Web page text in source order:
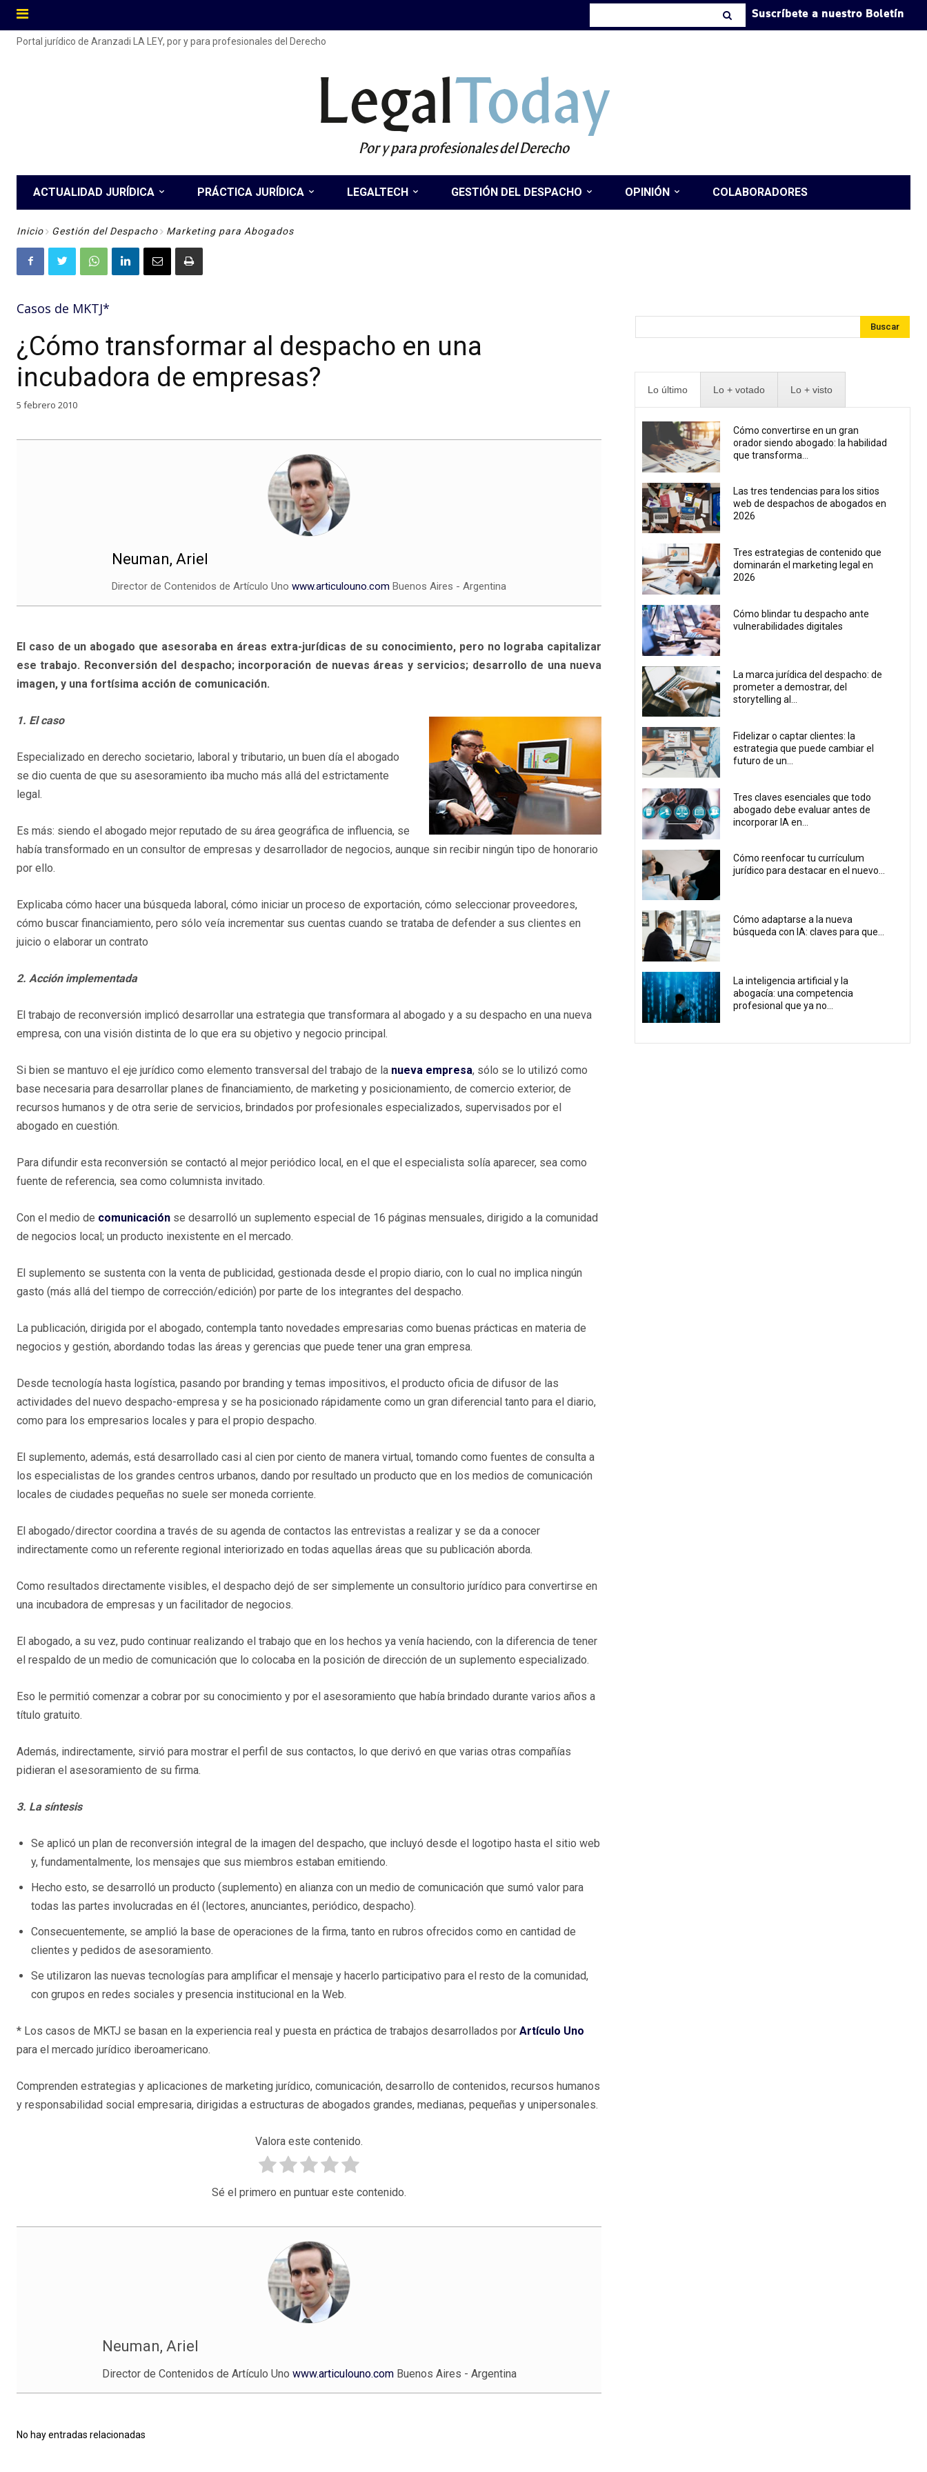
Suscríbete a nuestro Boletín
Portal jurídico de Aranzadi LA LEY, por y para profesionales del Derecho
LegalToday
Por y para profesionales del Derecho
ACTUALIDAD JURÍDICA PRÁCTICA JURÍDICA LEGALTECH GESTIÓN DEL DESPACHO OPINIÓN COLABORADORES
Inicio Gestión del Despacho Marketing para Abogados
Casos de MKTJ*
¿Cómo transformar al despacho en una
incubadora de empresas?
5 febrero 2010
Neuman, Ariel
Director de Contenidos de Artículo Uno www.articulouno.com Buenos Aires - Argentina
El caso de un abogado que asesoraba en áreas extra-jurídicas de su conocimiento, pero no lograba capitalizar
ese trabajo. Reconversión del despacho; incorporación de nuevas áreas y servicios; desarrollo de una nueva
imagen, y una fortísima acción de comunicación.
1. El caso
Especializado en derecho societario, laboral y tributario, un buen día el abogado
se dio cuenta de que su asesoramiento iba mucho más allá del estrictamente
legal.
Es más: siendo el abogado mejor reputado de su área geográfica de influencia, se
había transformado en un consultor de empresas y desarrollador de negocios, aunque sin recibir ningún tipo de honorario
por ello.
Explicaba cómo hacer una búsqueda laboral, cómo iniciar un proceso de exportación, cómo seleccionar proveedores,
cómo buscar financiamiento, pero sólo veía incrementar sus cuentas cuando se trataba de defender a sus clientes en
juicio o elaborar un contrato
2. Acción implementada
El trabajo de reconversión implicó desarrollar una estrategia que transformara al abogado y a su despacho en una nueva
empresa, con una visión distinta de lo que era su objetivo y negocio principal.
Si bien se mantuvo el eje jurídico como elemento transversal del trabajo de la nueva empresa, sólo se lo utilizó como
base necesaria para desarrollar planes de financiamiento, de marketing y posicionamiento, de comercio exterior, de
recursos humanos y de otra serie de servicios, brindados por profesionales especializados, supervisados por el
abogado en cuestión.
Para difundir esta reconversión se contactó al mejor periódico local, en el que el especialista solía aparecer, sea como
fuente de referencia, sea como columnista invitado.
Con el medio de comunicación se desarrolló un suplemento especial de 16 páginas mensuales, dirigido a la comunidad
de negocios local; un producto inexistente en el mercado.
El suplemento se sustenta con la venta de publicidad, gestionada desde el propio diario, con lo cual no implica ningún
gasto (más allá del tiempo de corrección/edición) por parte de los integrantes del despacho.
La publicación, dirigida por el abogado, contempla tanto novedades empresarias como buenas prácticas en materia de
negocios y gestión, abordando todas las áreas y gerencias que puede tener una gran empresa.
Desde tecnología hasta logística, pasando por branding y temas impositivos, el producto oficia de difusor de las
actividades del nuevo despacho-empresa y se ha posicionado rápidamente como un gran diferencial tanto para el diario,
como para los empresarios locales y para el propio despacho.
El suplemento, además, está desarrollado casi al cien por ciento de manera virtual, tomando como fuentes de consulta a
los especialistas de los grandes centros urbanos, dando por resultado un producto que en los medios de comunicación
locales de ciudades pequeñas no suele ser moneda corriente.
El abogado/director coordina a través de su agenda de contactos las entrevistas a realizar y se da a conocer
indirectamente como un referente regional interiorizado en todas aquellas áreas que su publicación aborda.
Como resultados directamente visibles, el despacho dejó de ser simplemente un consultorio jurídico para convertirse en
una incubadora de empresas y un facilitador de negocios.
El abogado, a su vez, pudo continuar realizando el trabajo que en los hechos ya venía haciendo, con la diferencia de tener
el respaldo de un medio de comunicación que lo colocaba en la posición de dirección de un suplemento especializado.
Eso le permitió comenzar a cobrar por su conocimiento y por el asesoramiento que había brindado durante varios años a
título gratuito.
Además, indirectamente, sirvió para mostrar el perfil de sus contactos, lo que derivó en que varias otras compañías
pidieran el asesoramiento de su firma.
3. La síntesis
Se aplicó un plan de reconversión integral de la imagen del despacho, que incluyó desde el logotipo hasta el sitio web
y, fundamentalmente, los mensajes que sus miembros estaban emitiendo.
Hecho esto, se desarrolló un producto (suplemento) en alianza con un medio de comunicación que sumó valor para
todas las partes involucradas en él (lectores, anunciantes, periódico, despacho).
Consecuentemente, se amplió la base de operaciones de la firma, tanto en rubros ofrecidos como en cantidad de
clientes y pedidos de asesoramiento.
Se utilizaron las nuevas tecnologías para amplificar el mensaje y hacerlo participativo para el resto de la comunidad,
con grupos en redes sociales y presencia institucional en la Web.
* Los casos de MKTJ se basan en la experiencia real y puesta en práctica de trabajos desarrollados por Artículo Uno
para el mercado jurídico iberoamericano.
Comprenden estrategias y aplicaciones de marketing jurídico, comunicación, desarrollo de contenidos, recursos humanos
y responsabilidad social empresaria, dirigidas a estructuras de abogados grandes, medianas, pequeñas y unipersonales.
Valora este contenido.
Sé el primero en puntuar este contenido.
Neuman, Ariel
Director de Contenidos de Artículo Uno www.articulouno.comBuenos Aires - Argentina
No hay entradas relacionadas
Buscar
Lo último Lo + votado Lo + visto
Cómo convertirse en un gran
orador siendo abogado: la habilidad
que transforma...
Las tres tendencias para los sitios
web de despachos de abogados en
2026
Tres estrategias de contenido que
dominarán el marketing legal en
2026
Cómo blindar tu despacho ante
vulnerabilidades digitales
La marca jurídica del despacho: de
prometer a demostrar, del
storytelling al...
Fidelizar o captar clientes: la
estrategia que puede cambiar el
futuro de un...
Tres claves esenciales que todo
abogado debe evaluar antes de
incorporar IA en...
Cómo reenfocar tu currículum
jurídico para destacar en el nuevo...
Cómo adaptarse a la nueva
búsqueda con IA: claves para que...
La inteligencia artificial y la
abogacía: una competencia
profesional que ya no...